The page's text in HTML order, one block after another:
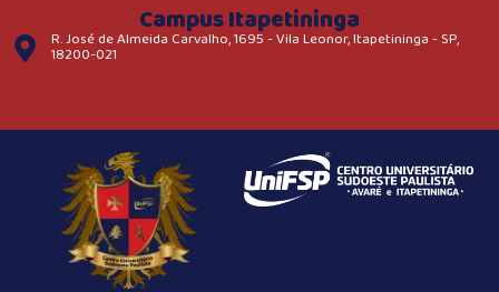
Campus Itapetininga
R. José de Almeida Carvalho, 1695 - Vila Leonor, Itapetininga - SP,
18200-021